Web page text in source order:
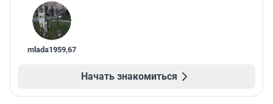
mlada1959,67
Начать знакомиться